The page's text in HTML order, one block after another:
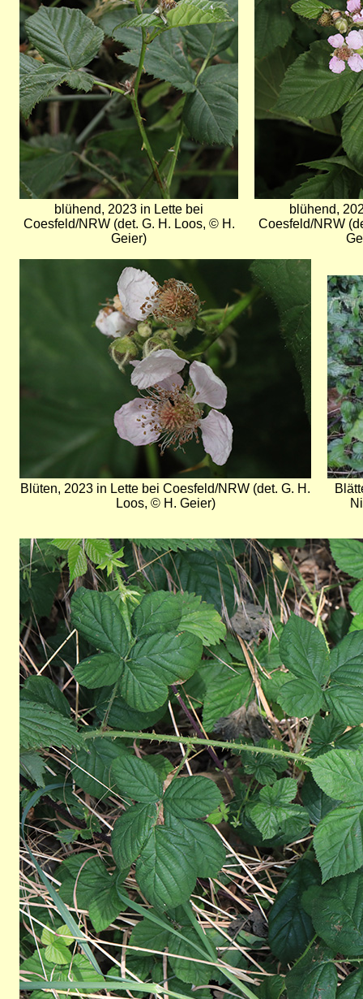
blühend, 2023 in Lette bei
Coesfeld/NRW (det. G. H. Loos, © H.
Geier)
blühend,
Coesfeld/NRW
Blüten, 2023 in Lette bei Coesfeld/NRW (det. G. H.
Loos, © H. Geier)
Bild
Bild